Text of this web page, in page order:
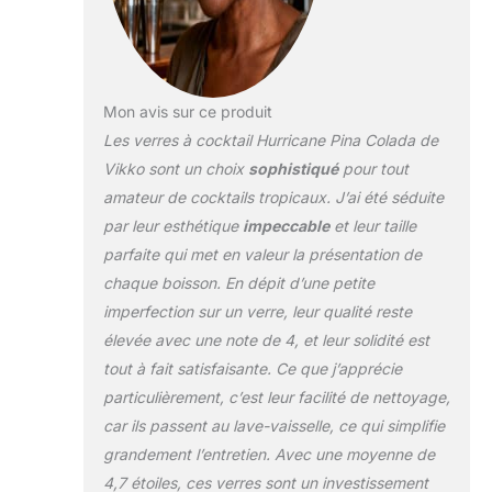
d'une tige épaisse et
d'une base pour éviter
les déversements et les
bol qui est élégamment
fin, mais durablement
épais, de sorte que
vous pouvez siroter
avec style sans vous
soucier que votre verre
se brise de chaque
choc léger. Conçu pour
durer pendant des
années de fêtes et de
soirées d'été
paresseuses passées à
siroter votre boisson
Lunettes polyvalentes :
Pina Coladas ? Daquiris
? Bloody Mary ? Ces
Mon avis sur ce produit
Les verres à cocktail Hurricane Pina Colada de
Vikko sont un choix sophistiquépour tout
amateur de cocktails tropicaux. J’ai été séduite
par leur esthétique impeccableet leur taille
parfaite qui met en valeur la présentation de
chaque boisson. En dépit d’une petite
imperfection sur un verre, leur qualité reste
élevée avec une note de 4, et leur solidité est
tout à fait satisfaisante. Ce que j’apprécie
particulièrement, c’est leur facilité de nettoyage,
car ils passent au lave-vaisselle, ce qui simplifie
grandement l’entretien. Avec une moyenne de
4,7 étoiles, ces verres sont un investissement